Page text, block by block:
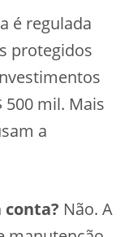
é regulada
protegidos
500 mil. Mais
a
conta? Não. A